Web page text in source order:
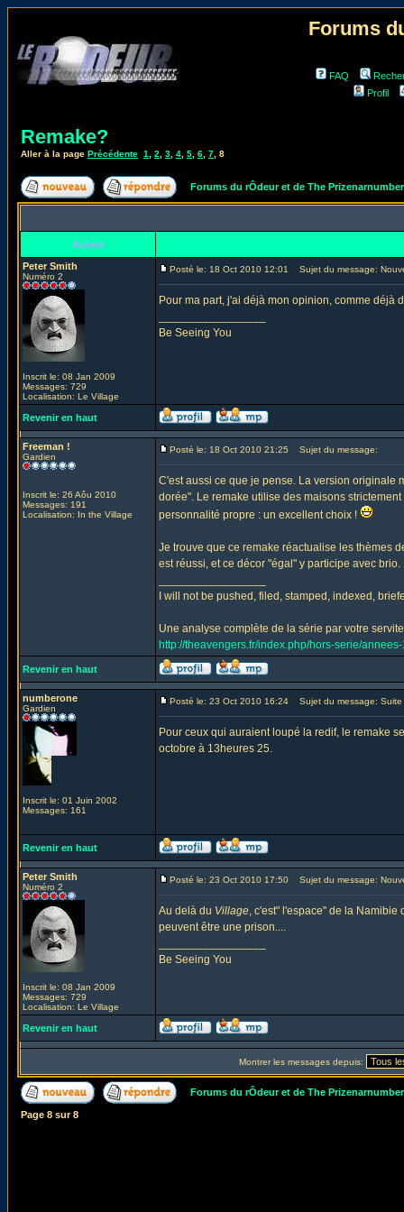
Forums
FAQ
Profil
Remake?
Aller à la page Précédente 1 2 3 4 5 6 7 8
Forums du rÔdeur et de The
Auteur
Peter Smith
Numéro 2
Inscrit le: 08 Jan 2009
Messages: 729
Localisation: Le Village
Posté le: 18 Oct 2010 12:01 Sujet du message:
Pour ma part, j'ai déjà mon opinion, comme déjà
Be Seeing You
Revenir en haut
Freeman !
Gardien
Inscrit le: 26 Aôu 2010
Messages: 191
Localisation: In the Village
Posté le: 18 Oct 2010 21:25 Sujet du message:
C'est aussi ce que je pense. La version originale
dorée". Le remake utilise des maisons
personnalité propre : un excellent choix !
Je trouve que ce remake réactualise les thèmes
est réussi, et ce décor "égal" y participe avec brio.
I will not be pushed, filed, stamped, indexed,
Une analyse complète de la série par votre
http://theavengers.fr/index.php/hors-serie/
Revenir en haut
numberone
Gardien
Inscrit le: 01 Juin 2002
Messages: 161
Posté le: 23 Oct 2010 16:24 Sujet du message: Suite
Pour ceux qui auraient loupé la redif, le remake
octobre à 13heures 25.
Revenir en haut
Peter Smith
Numéro 2
Inscrit le: 08 Jan 2009
Messages: 729
Localisation: Le Village
Posté le: 23 Oct 2010 17:50 Sujet du message:
Au delà du Village, c'est" l'espace" de la
peuvent être une prison....
Be Seeing You
Revenir en haut
Montrer les messages depuis:
Forums du rÔdeur et de The
Page 8 sur8